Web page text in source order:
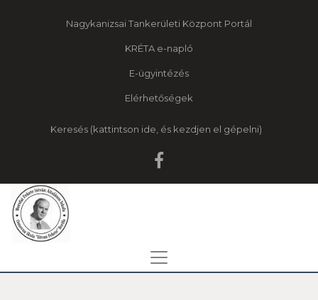
Nagykanizsai Tankerületi Központ Portál
KRÉTA e-napló
E-ügyintézés
Elérhetőségek
Keresés